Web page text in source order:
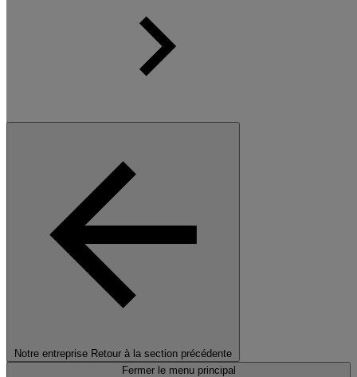
Notre entreprise Retour à la section précédente
Fermer le menu principal